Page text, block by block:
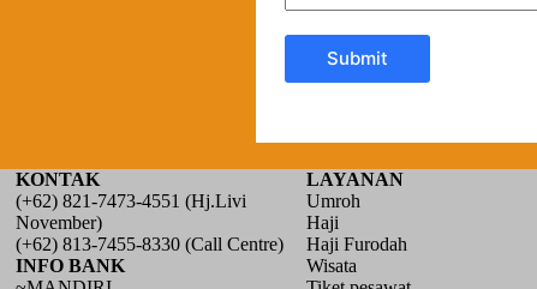
Submit
KONTAK
(+62) 821-7473-4551 (Hj.Livi
November)
(+62) 813-7455-8330 (Call Centre)
INFO BANK
LAYANAN
Umroh
Haji
Haji Furodah
Wisata